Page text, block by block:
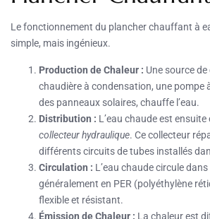
Le fonctionnement du plancher chauffant à
simple, mais ingénieux.
Production de Chaleur : Une source de
chaudière à condensation, une pompe
des panneaux solaires, chauffe l’eau.
Distribution : L’eau chaude est ensuite
collecteur hydraulique. Ce collecteur
différents circuits de tubes installés
Circulation : L’eau chaude circule
généralement en PER (polyéthylène
flexible et résistant.
Émission de Chaleur : La chaleur est